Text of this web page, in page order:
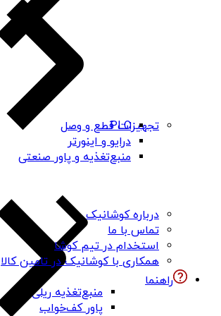
PLC
درایو و اینورتر
منبع‌تغذیه و پاور صنعتی
منبع‌تغذیه ریلی
پاور کف‌خواب
تجهیزات قطع و وصل
درباره کوشانیک
تماس با ما
استخدام در تیم کوشا
همکاری با کوشانیک در تامین کالا
راهنما